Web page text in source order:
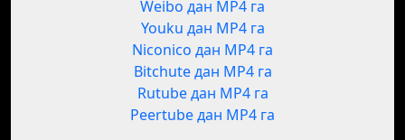
Weibo дан MP4 га
Youku дан MP4 га
Niconico дан MP4 га
Bitchute дан MP4 га
Rutube дан MP4 га
Peertube дан MP4 га